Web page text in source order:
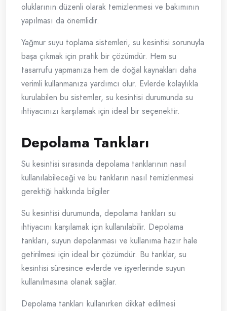
oluklarının düzenli olarak temizlenmesi ve bakımının
yapılması da önemlidir.
Yağmur suyu toplama sistemleri, su kesintisi sorunuyla
başa çıkmak için pratik bir çözümdür. Hem su
tasarrufu yapmanıza hem de doğal kaynakları daha
verimli kullanmanıza yardımcı olur. Evlerde kolaylıkla
kurulabilen bu sistemler, su kesintisi durumunda su
ihtiyacınızı karşılamak için ideal bir seçenektir.
Depolama Tankları
Su kesintisi sırasında depolama tanklarının nasıl
kullanılabileceği ve bu tankların nasıl temizlenmesi
gerektiği hakkında bilgiler
Su kesintisi durumunda, depolama tankları su
ihtiyacını karşılamak için kullanılabilir. Depolama
tankları, suyun depolanması ve kullanıma hazır hale
getirilmesi için ideal bir çözümdür. Bu tanklar, su
kesintisi süresince evlerde ve işyerlerinde suyun
kullanılmasına olanak sağlar.
Depolama tankları kullanırken dikkat edilmesi